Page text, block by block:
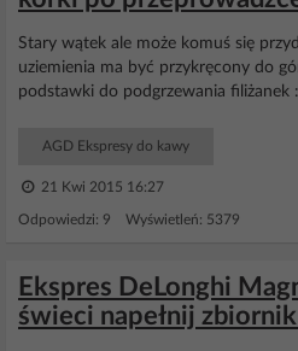
Stary wątek ale może komuś się
uziemienia ma być przykręcony do
podstawki do podgrzewania filiżanek
AGD Ekspresy do kawy
21 Kwi 2015 16:27
Odpowiedzi: 9 Wyświetleń: 5379
Ekspres DeLonghi
świeci napełnij